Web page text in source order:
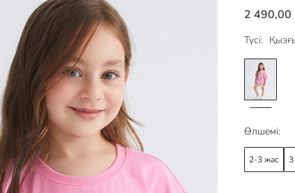
2 490,00
Түсі:
Өлшемі:
2-3 жас